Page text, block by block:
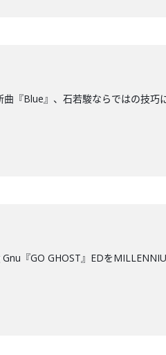
『Blue』、石若駿ならではの技巧
『GO GHOST』EDを